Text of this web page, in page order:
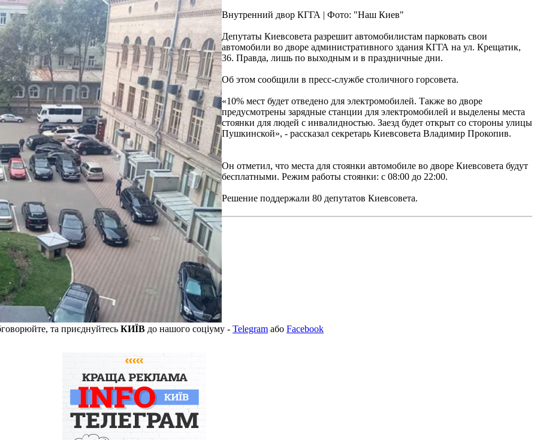
Внутренний двор КГГА | Фото: "Наш Киев"
Депутаты Киевсовета разрешит автомобилистам парковать свои
автомобили во дворе административного здания КГГА на ул. Крещатик,
36. Правда, лишь по выходным и в праздничные дни.
Об этом сообщили в пресс-службе столичного горсовета.
«10% мест будет отведено для электромобилей. Также во дворе
предусмотрены зарядные станции для электромобилей и выделены места
стоянки для людей с инвалидностью. Заезд будет открыт со стороны улицы
Пушкинской», - рассказал секретарь Киевсовета Владимир Прокопив.
Он отметил, что места для стоянки автомобиле во дворе Киевсовета будут
бесплатными. Режим работы стоянки: с 08:00 до 22:00.
Решение поддержали 80 депутатов Киевсовета.
та приєднуйтесь КИЇВ до нашого соціуму - Telegram або Facebook